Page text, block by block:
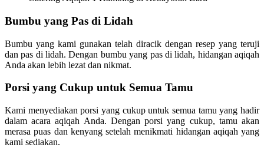
Bumbu yang Pas di Lidah
Bumbu yang kami gunakan telah diracik dengan resep yang teruji
dan pas di lidah. Dengan bumbu yang pas di lidah, hidangan aqiqah
Anda akan lebih lezat dan nikmat.
Porsi yang Cukup untuk Semua Tamu
Kami menyediakan porsi yang cukup untuk semua tamu yang hadir
dalam acara aqiqah Anda. Dengan porsi yang cukup, tamu akan
merasa puas dan kenyang setelah menikmati hidangan aqiqah yang
kami sediakan.